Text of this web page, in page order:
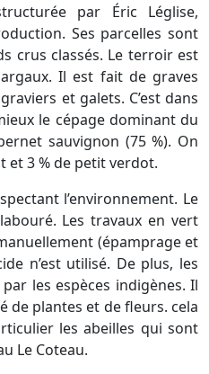
par Éric Léglise,
Ses parcelles sont
crus classés. Le terroir est
Il est fait de graves
et galets. C’est dans
le cépage dominant du
sauvignon (75 %). On
et 3 % de petit verdot.
l’environnement. Le
Les travaux en vert
(épamprage et
n’est utilisé. De plus, les
les espèces indigènes. Il
de plantes et de fleurs. cela
les abeilles qui sont
Le Coteau.